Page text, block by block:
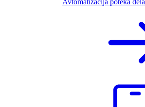
Avtomatizacija poteka dela